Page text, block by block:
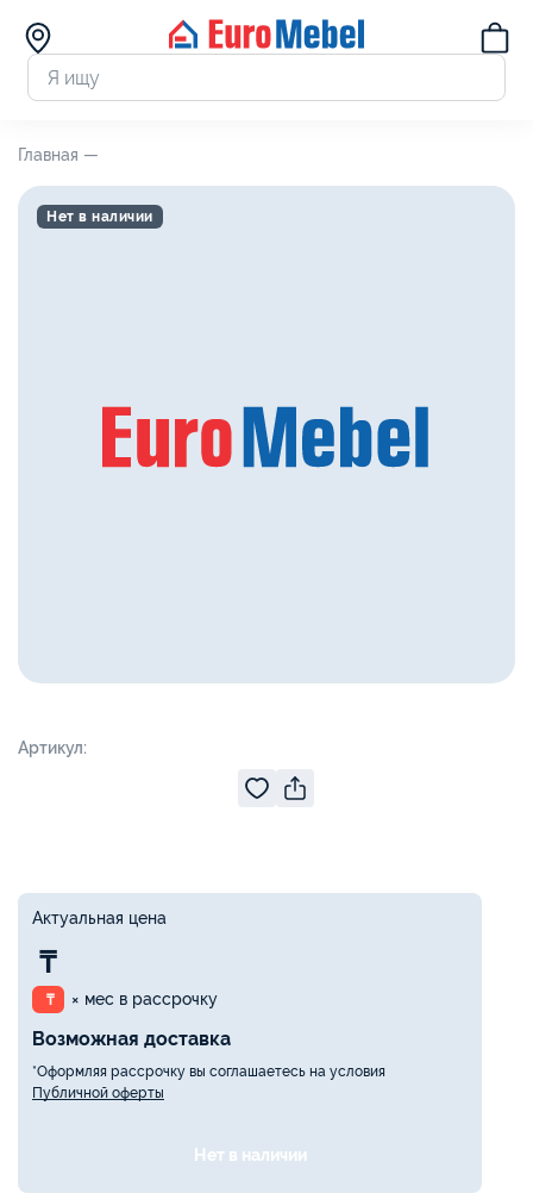
Главная —
Артикул:
Нет в наличии
Актуальная цена
₸
₸ × мес в рассрочку
Возможная доставка
*Оформляя рассрочку вы соглашаетесь на условия
Публичной оферты
Нет в наличии